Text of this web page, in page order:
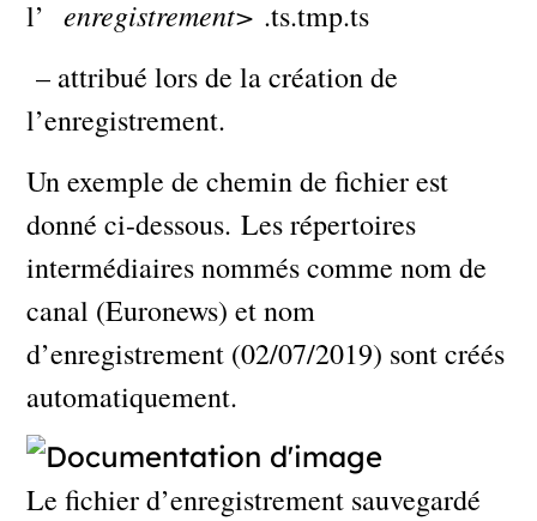
l’enregistrement> .ts.tmp.ts
– attribué lors de la création de
l’enregistrement.
Un exemple de chemin de fichier est
donné ci-dessous. Les répertoires
intermédiaires nommés comme nom de
canal (Euronews) et nom
d’enregistrement (02/07/2019) sont créés
automatiquement.
Le fichier d’enregistrement sauvegardé